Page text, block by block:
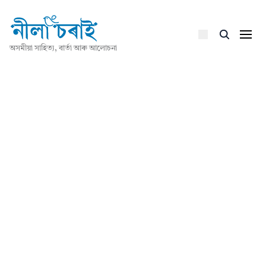
অসমীয়া সাহিত্য, বাৰ্তা আৰু আলোচনা